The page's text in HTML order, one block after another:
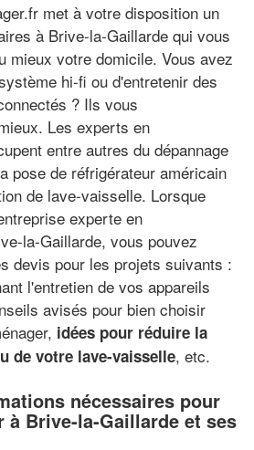
met à votre disposition un
à Brive-la-Gaillarde qui vous
mieux votre domicile. Vous avez
hi-fi ou d'entretenir des
? Ils vous
Les experts en
entre autres du dépannage
pose de réfrigérateur américain
de lave-vaisselle. Lorsque
experte en
la-Gaillarde, vous pouvez
devis pour les projets suivants :
l'entretien de vos appareils
avisés pour bien choisir
idées pour réduire la
de votre lave-vaisselle, etc.
nécessaires pour
à Brive-la-Gaillarde et ses